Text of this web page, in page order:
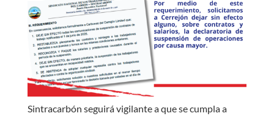
Sintracarbón seguirá vigilante a que se cumpla a